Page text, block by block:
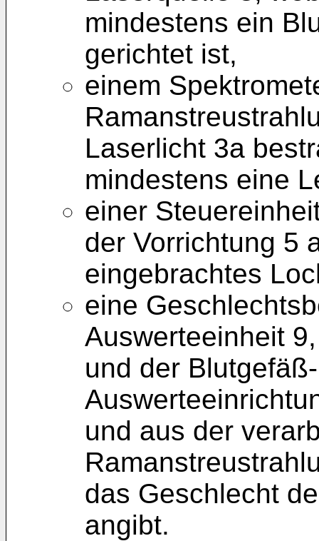
mindestens ein
gerichtet ist,
einem
Laserlicht 3a
mindestens eine
einer
der Vorrichtung 5
eingebrachtes
eine
Auswerteeinheit
und der
und aus der
das Geschlecht
angibt.